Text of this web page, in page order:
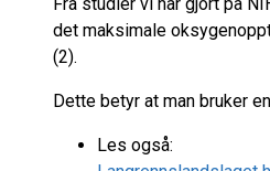
Fra studier vi har gjort på
det maksimale
(2).
Dette betyr at man bruker
Les også: